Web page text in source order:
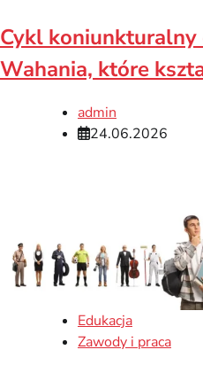
Cykl koniunkturalny
Wahania, które
admin
24.06.2026
Edukacja
Zawody i praca